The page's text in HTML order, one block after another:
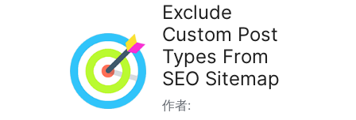
Exclude
Custom Post
Types From
SEO Sitemap
作者: